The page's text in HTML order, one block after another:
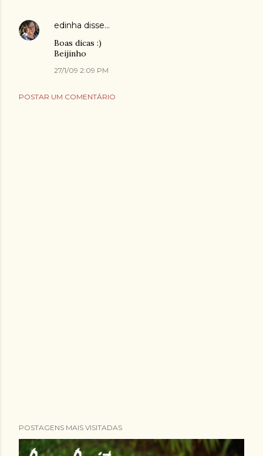
edinha disse…
Boas dicas :)
Beijinho
27/1/09 2:09 PM
POSTAR UM COMENTÁRIO
POSTAGENS MAIS VISITADAS